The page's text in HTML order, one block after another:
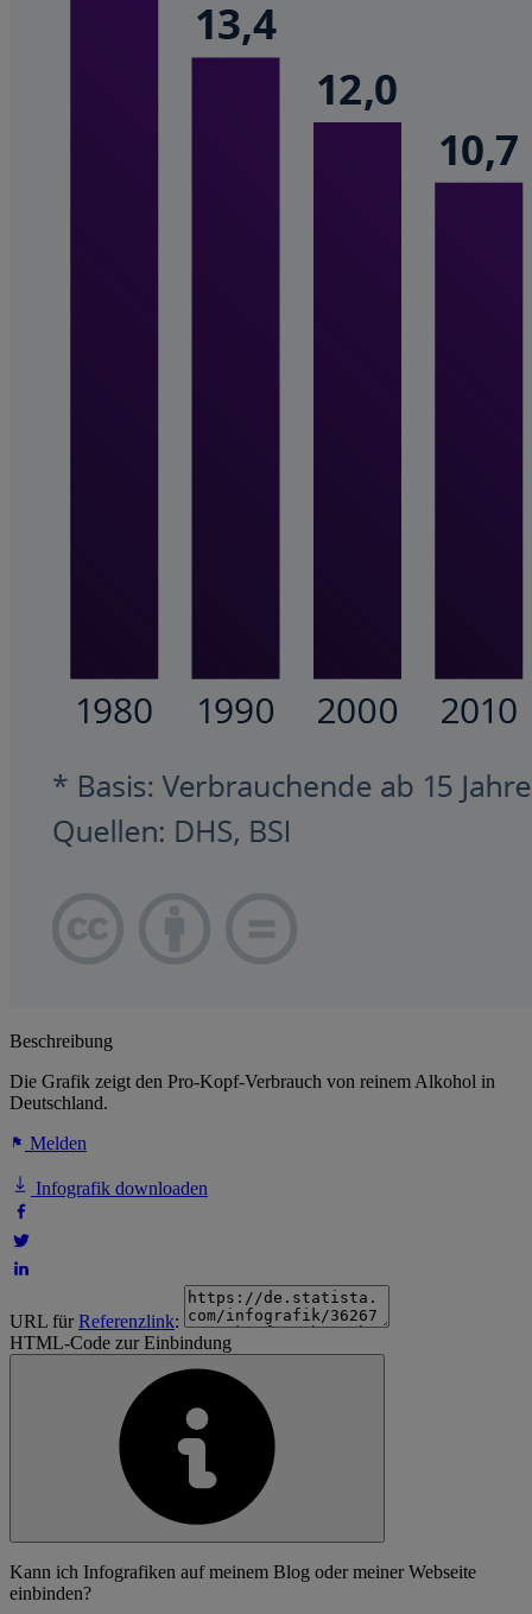
Beschreibung
Die Grafik zeigt den Pro-Kopf-Verbrauch von reinem Alkohol in
Deutschland.
Melden
Infografik downloaden
URL fürReferenzlink:
HTML-Code zur Einbindung
Kann ich Infografiken auf meinem Blog oder meiner Webseite
einbinden?